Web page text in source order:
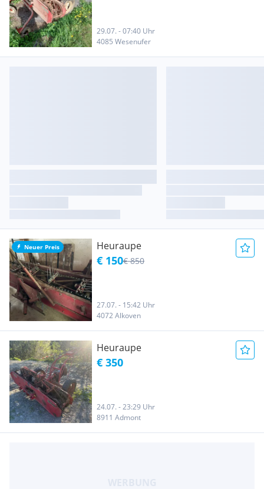
29.07. - 07:40 Uhr
4085 Wesenufer
Neuer Preis Heuraupe
€ 150€ 850
27.07. - 15:42 Uhr
4072 Alkoven
Heuraupe
€ 350
24.07. - 23:29 Uhr
8911 Admont